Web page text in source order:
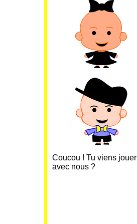
Coucou ! Tu viens jouer
avec nous ?